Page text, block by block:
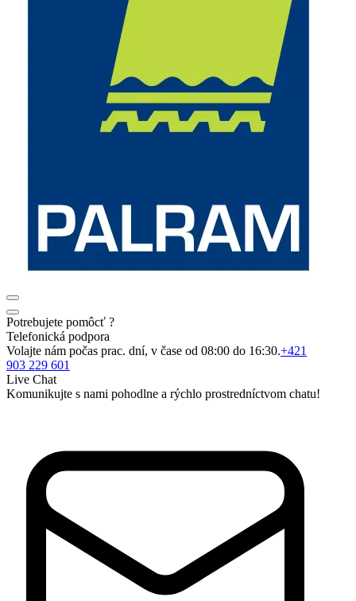
Potrebujete pomôcť ?
Telefonická podpora
Volajte nám počas prac. dní, v čase od 08:00 do 16:30.+421
903 229 601
Live Chat
Komunikujte s nami pohodlne a rýchlo prostredníctvom chatu!